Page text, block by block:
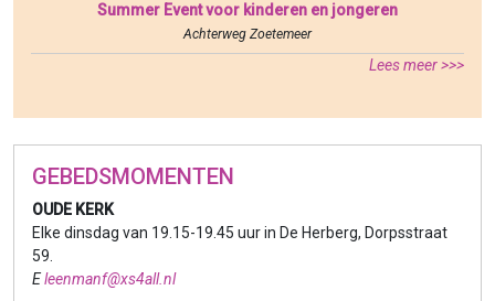
Summer Event voor kinderen en jongeren
Achterweg Zoetemeer
Lees meer >>>
GEBEDSMOMENTEN
OUDE KERK
Elke dinsdag van 19.15-19.45 uur in De Herberg, Dorpsstraat
59.
Eleenmanf@xs4all.nl